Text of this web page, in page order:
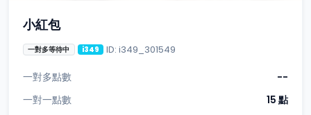
小紅包
一對多等待中 i349 ID: i349_301549
一對多點數
--
一對一點數
15 點